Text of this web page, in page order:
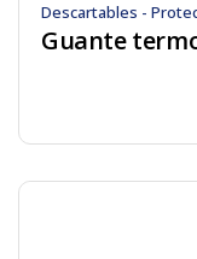
Descartables -
Guante